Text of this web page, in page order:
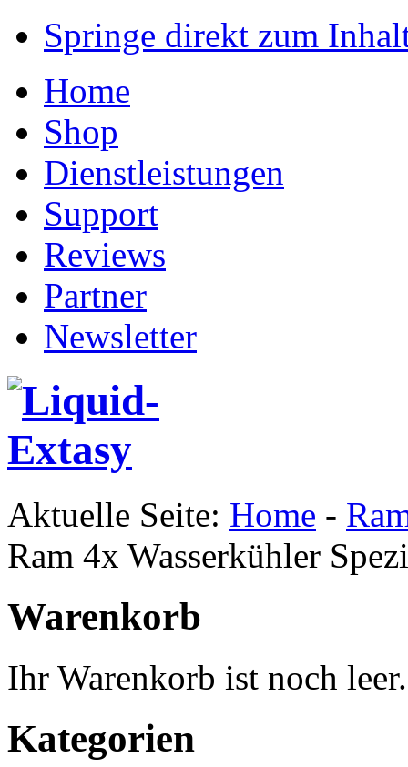
Springe direkt zum
Home
Shop
Dienstleistungen
Support
Reviews
Partner
Newsletter
Aktuelle Seite: Home -
Ram 4x Wasserkühler
Warenkorb
Ihr Warenkorb ist noch leer.
Kategorien